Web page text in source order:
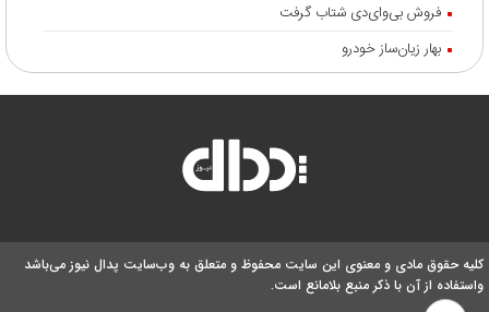
فروش بی‌وای‌دی شتاب گرفت
بهار زیان‌ساز خودرو
کلیه حقوق مادی و معنوی این سایت محفوظ و متعلق به وب‌سایت پدال نیوز می‌باشد
واستفاده از آن با ذکر منبع بلامانع است.